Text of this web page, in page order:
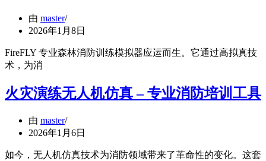
由 master
2026年1月8日
FireFLY 专业森林消防训练模拟器应运而生。它通过高拟真技
术，为消
火灾演练无人机仿真 – 专业消防培训工具
由 master
2026年1月6日
如今，无人机仿真技术为消防领域带来了革命性的变化。这套